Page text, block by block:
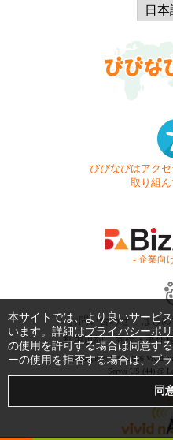
びびなびはアク
取り組ん
- 企業向
お問い合わせ はじ
利用規約
商標・著作
Copyright © 1999-2026 Vivid
Server US (44) @
本サイトでは、より良いサービ
います。詳細はプライバシーポ
の使用を許可する場合は同意す
ーの使用を拒否する場合は、ブ